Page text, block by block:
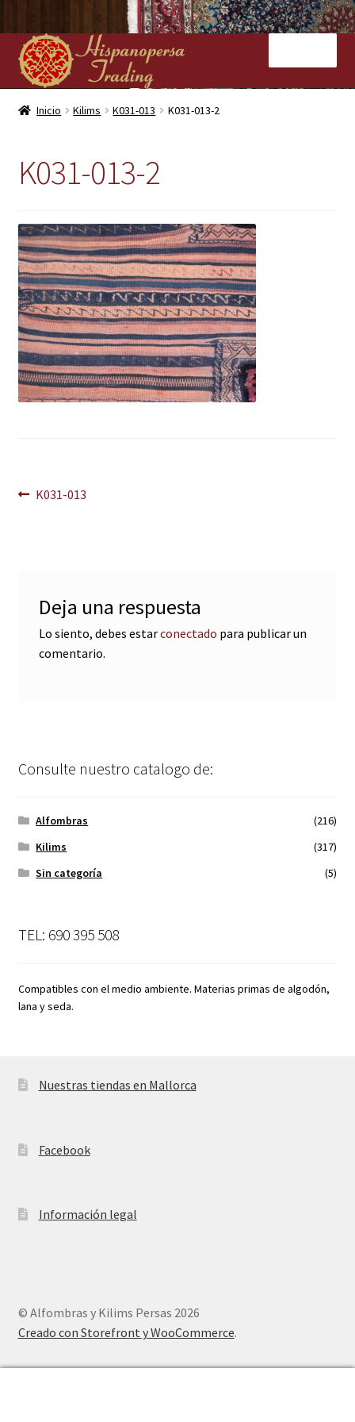
Ir
a
la
navegación
Ir
al
contenido
Inicio
Kilims
Contacto
Inicio Kilims K031-013 K031-013-2
K031-013-2
Navegación
Anterior:
K031-013
Deja una respuesta
Lo siento, debes estarconectado para publicar un
comentario.
Consulte nuestro catalogo de:
Alfombras
(216)
Kilims
(317)
Sin categoría
(5)
TEL: 690 395 508
Compatibles con el medio ambiente. Materias primas de algodón,
lana y seda.
Nuestras tiendas en Mallorca
Facebook
Información legal
© Alfombras y Kilims Persas 2026
Creado con Storefront y WooCommerce.